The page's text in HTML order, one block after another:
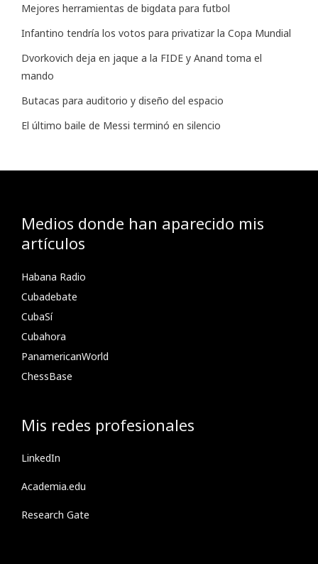
Mejores herramientas de bigdata para futbol
Infantino tendría los votos para privatizar la Copa Mundial
Dvorkovich deja en jaque a la FIDE y Anand toma el
mando
Butacas para auditorio y diseño del espacio
El último baile de Messi terminó en silencio
Medios donde han aparecido mis
artículos
Habana Radio
Cubadebate
CubaSí
Cubahora
PanamericanWorld
ChessBase
Mis redes profesionales
LinkedIn
Academia.edu
Research Gate